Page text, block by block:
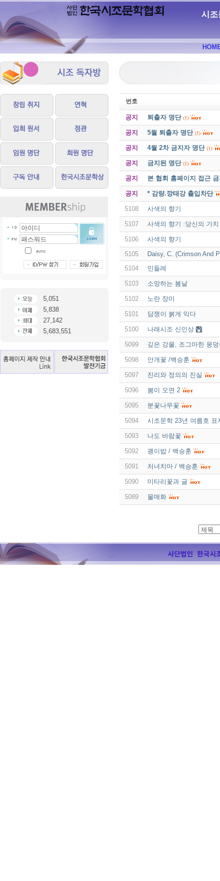
시조
5,051
5,838
27,142
5,683,551
번호
공지 퇴출자 명단 (1)
공지 5월 퇴출자 명단 (1)
공지 4월 2차 금지자 명단 (1)
공지 금지된 명단 (1)
공지 본 협회 홈페이지 접근
공지 * 감량.깡태강 출입차단
5108 사색의 향기
5107 사색의 향기 :당신의 가치
5106
사색의 향기
5105
Daisy, C. (Crimson And
5104
민들레
5103 소망하는 봄날
5102 노란 장미
5101 담쟁이 붉게 익다
5100 나래시조 신인상
5099 깊은 강물, 조그마한 웅덩
5098 안개꽃 /백승훈
5097 진리와 정의의 진실
5096 봄이 오면 2
5095 분꽃나무꽃
5094 시조문학 23년 여름호 표
5093 나도 바람꽃
5092 괭이밥 / 백승훈
5091 처녀치마 / 백승훈
5090 미타리꽃과 글
5089 물매화